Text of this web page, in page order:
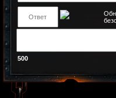
500